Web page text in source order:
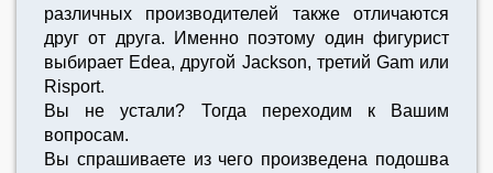
различных производителей также отличаются
друг от друга. Именно поэтому один фигурист
выбирает Edea, другой Jackson, третий Gam или
Risport.
Вы не устали? Тогда переходим к Вашим
вопросам.
Вы спрашиваете из чего произведена подошва